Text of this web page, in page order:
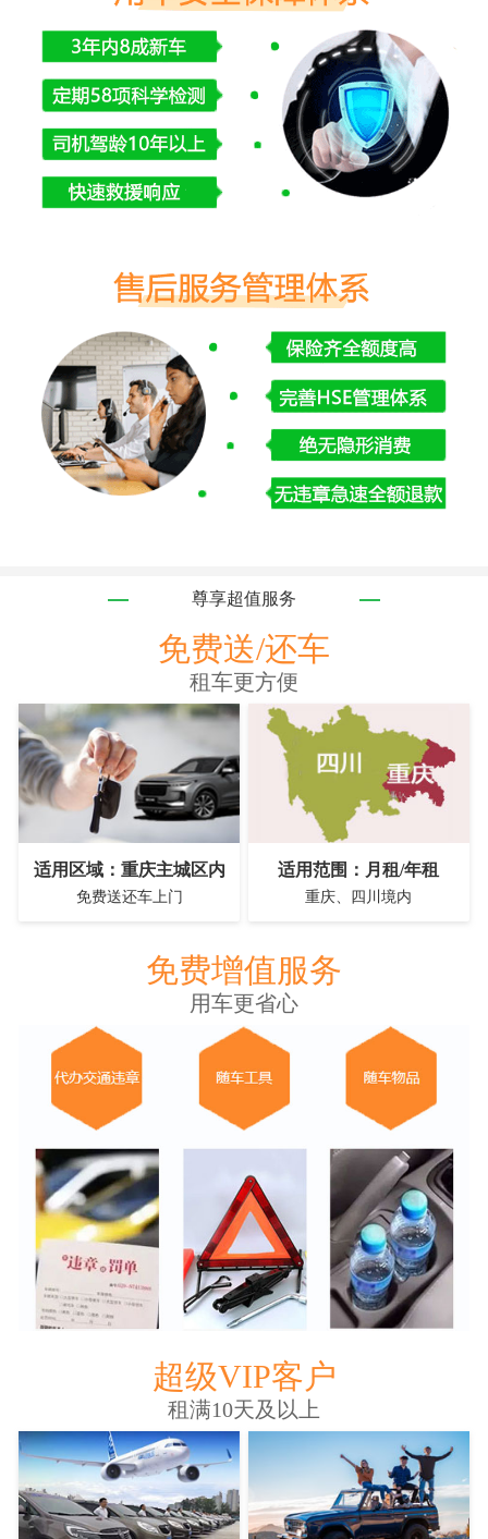
尊享超值服务
免费送/还车
租车更方便
适用区域：重庆主城区内
免费送还车上门
适用范围：月租/年租
重庆、四川境内
免费增值服务
用车更省心
超级VIP客户
租满10天及以上